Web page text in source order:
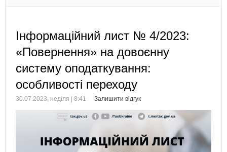
Інформаційний лист № 4/2023:
«Повернення» на довоєнну
систему оподаткування:
особливості переходу
30.07.2023, неділя | 8:41 Залишити відгук